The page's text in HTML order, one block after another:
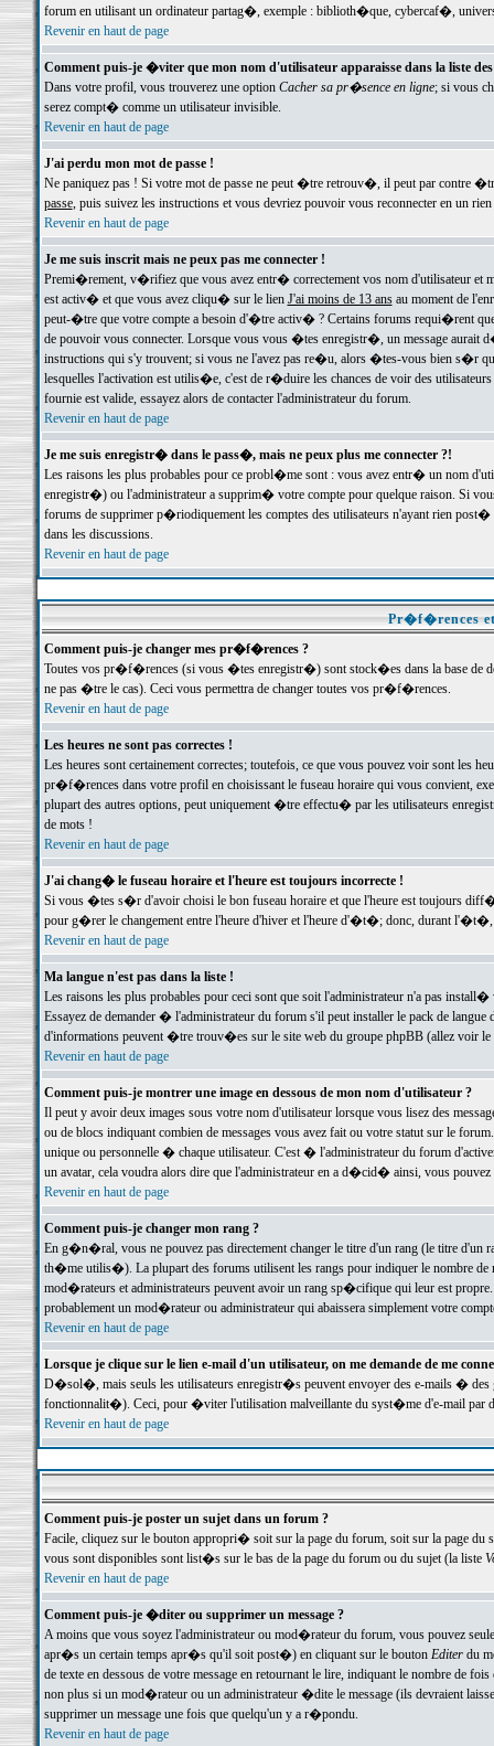
forum en utilisant un ordinateur partag�, exemple : biblioth�que, cybercaf�,
Revenir en haut de page
Comment puis-je �viter que mon nom d'utilisateur apparaisse dans la liste
Dans votre profil, vous trouverez une option Cacher sa pr�sence en ligne; si vous
serez compt� comme un utilisateur invisible.
Revenir en haut de page
J'ai perdu mon mot de passe !
Ne paniquez pas ! Si votre mot de passe ne peut �tre retrouv�, il peut par contre
passe, puis suivez les instructions et vous devriez pouvoir vous reconnecter en un rien
Revenir en haut de page
Je me suis inscrit mais ne peux pas me connecter !
Premi�rement, v�rifiez que vous avez entr� correctement vos nom d'utilisateur
est activ� et que vous avez cliqu� sur le lien J'ai moins de 13 ansau moment de
peut-�tre que votre compte a besoin d'�tre activ� ? Certains forums requi�rent
de pouvoir vous connecter. Lorsque vous vous �tes enregistr�, un message aurait
instructions qui s'y trouvent; si vous ne l'avez pas re�u, alors �tes-vous bien s�r
lesquelles l'activation est utilis�e, c'est de r�duire les chances de voir des
fournie est valide, essayez alors de contacter l'administrateur du forum.
Revenir en haut de page
Je me suis enregistr� dans le pass�, mais ne peux plus me connecter ?!
Les raisons les plus probables pour ce probl�me sont : vous avez entr� un nom
enregistr�) ou l'administrateur a supprim� votre compte pour quelque raison. Si
forums de supprimer p�riodiquement les comptes des utilisateurs n'ayant rien
dans les discussions.
Revenir en haut de page
Pr�f�rences
Comment puis-je changer mes pr�f�rences ?
Toutes vos pr�f�rences (si vous �tes enregistr�) sont stock�es dans la base de
ne pas �tre le cas). Ceci vous permettra de changer toutes vos pr�f�rences.
Revenir en haut de page
Les heures ne sont pas correctes !
Les heures sont certainement correctes; toutefois, ce que vous pouvez voir sont
pr�f�rences dans votre profil en choisissant le fuseau horaire qui vous convient,
plupart des autres options, peut uniquement �tre effectu� par les utilisateurs
de mots !
Revenir en haut de page
J'ai chang� le fuseau horaire et l'heure est toujours incorrecte !
Si vous �tes s�r d'avoir choisi le bon fuseau horaire et que l'heure est toujours
pour g�rer le changement entre l'heure d'hiver et l'heure d'�t�; donc, durant
Revenir en haut de page
Ma langue n'est pas dans la liste !
Les raisons les plus probables pour ceci sont que soit l'administrateur n'a pas
Essayez de demander � l'administrateur du forum s'il peut installer le pack de
d'informations peuvent �tre trouv�es sur le site web du groupe phpBB (allez voir le
Revenir en haut de page
Comment puis-je montrer une image en dessous de mon nom d'utilisateur ?
Il peut y avoir deux images sous votre nom d'utilisateur lorsque vous lisez des
ou de blocs indiquant combien de messages vous avez fait ou votre statut sur le
unique ou personnelle � chaque utilisateur. C'est � l'administrateur du forum
un avatar, cela voudra alors dire que l'administrateur en a d�cid� ainsi, vous
Revenir en haut de page
Comment puis-je changer mon rang ?
En g�n�ral, vous ne pouvez pas directement changer le titre d'un rang (le titre d'un
th�me utilis�). La plupart des forums utilisent les rangs pour indiquer le nombre de
mod�rateurs et administrateurs peuvent avoir un rang sp�cifique qui leur est
probablement un mod�rateur ou administrateur qui abaissera simplement votre
Revenir en haut de page
Lorsque je clique sur le lien e-mail d'un utilisateur, on me demande de me
D�sol�, mais seuls les utilisateurs enregistr�s peuvent envoyer des e-mails �
fonctionnalit�). Ceci, pour �viter l'utilisation malveillante du syst�me d'e-mail par
Revenir en haut de page
Comment puis-je poster un sujet dans un forum ?
Facile, cliquez sur le bouton appropri� soit sur la page du forum, soit sur la page du
vous sont disponibles sont list�s sur le bas de la page du forum ou du sujet (la liste
Revenir en haut de page
Comment puis-je �diter ou supprimer un message ?
A moins que vous soyez l'administrateur ou mod�rateur du forum, vous pouvez
apr�s un certain temps apr�s qu'il soit post�) en cliquant sur le bouton Editerdu
de texte en dessous de votre message en retournant le lire, indiquant le nombre
non plus si un mod�rateur ou un administrateur �dite le message (ils devraient
supprimer un message une fois que quelqu'un y a r�pondu.
Revenir en haut de page